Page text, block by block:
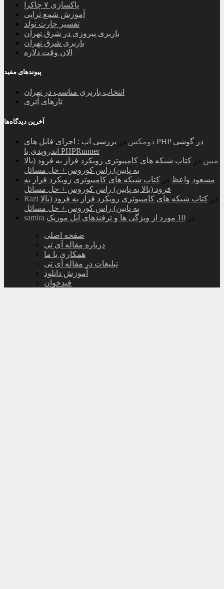
پاکسازی ۷ چاکرا
آموزش شمع تراپی
تفسیر چارت تولد
باربری پیروزی در شرق تهران
باربری شرق تهران
الان وقت دلاره
پیوندهای مفید
انتخاب باربری مناسب در تهران
تارهای اتری
آخرین دیدگاه‌ها
دومکس در بررسی اپ : اجرای فایل های PHP در گوشی
اندرویدی با PHPRunner
مبین در کتاب شبکه های کامپیوتری رویکرد فراز به فرود (بالا
به پایین) راس کوروس + حل مسائل
مسعود واعظ در کتاب شبکه های کامپیوتری رویکرد فراز به
فرود (بالا به پایین) راس کوروس + حل مسائل
Razi
در کتاب شبکه های کامپیوتری رویکرد فراز به فرود (بالا
به پایین) راس کوروس + حل مسائل
samira
در 10 مورد از ویژگی ها و ترفندهای اپل موزیک
صفحه اصلی
درباره مقاله آی تی
همکاری با ما
تبلیغات در مقاله آی تی
آموزش دانلود
فیدخوان